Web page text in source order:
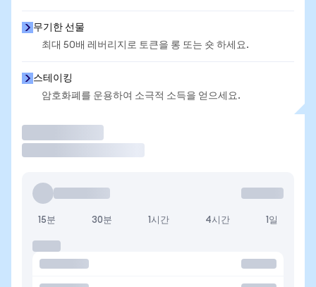
무기한 선물
최대 50배 레버리지로 토큰을 롱 또는 숏 하세요.
스테이킹
암호화폐를 운용하여 소극적 소득을 얻으세요.
15분 30분 1시간 4시간 1일